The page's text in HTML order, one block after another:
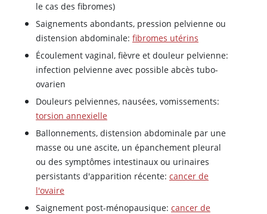
le cas des fibromes)
Saignements abondants, pression pelvienne ou
distension abdominale: fibromes utérins
Écoulement vaginal, fièvre et douleur pelvienne:
infection pelvienne avec possible abcès tubo-
ovarien
Douleurs pelviennes, nausées, vomissements:
torsion annexielle
Ballonnements, distension abdominale par une
masse ou une ascite, un épanchement pleural
ou des symptômes intestinaux ou urinaires
persistants d'apparition récente: cancer de
l'ovaire
Saignement post-ménopausique: cancer de